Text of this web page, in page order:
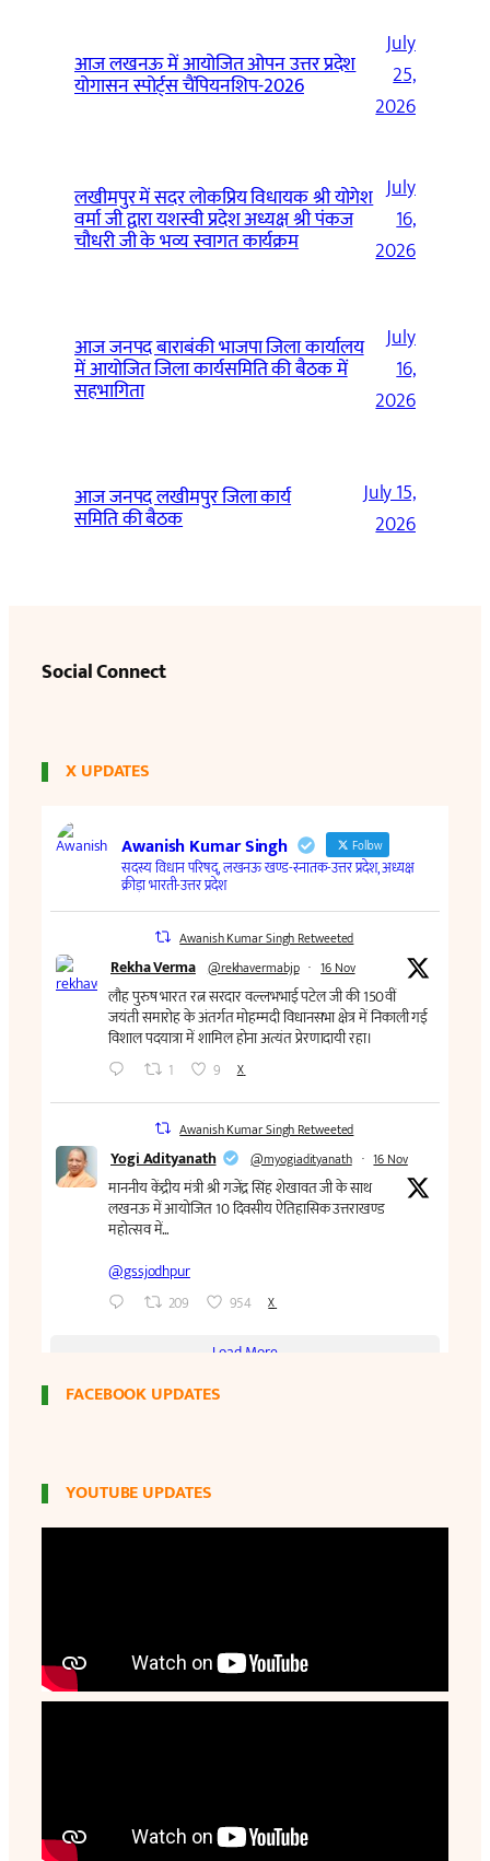
आज लखनऊ में आयोजित ओपन उत्तर प्रदेश
योगासन स्पोर्ट्स चैंपियनशिप-2026
July
25,
2026
लखीमपुर में सदर लोकप्रिय विधायक श्री योगेश
वर्मा जी द्वारा यशस्वी प्रदेश अध्यक्ष श्री पंकज
चौधरी जी के भव्य स्वागत कार्यक्रम
July
16,
2026
आज जनपद बाराबंकी भाजपा जिला कार्यालय
में आयोजित जिला कार्यसमिति की बैठक में
सहभागिता
July
16,
2026
आज जनपद लखीमपुर जिला कार्य
समिति की बैठक
July 15,
2026
Social Connect
X UPDATES
FACEBOOK UPDATES
YOUTUBE UPDATES